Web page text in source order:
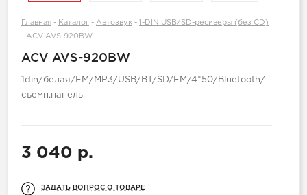
Главная - Каталог - Автозвук -
1-DIN USB/SD-ресиверы (без CD)
- ACV AVS-920BW
ACV AVS-920BW
1din/белая/FM/MP3/USB/BT/SD/FM/4*50/Bluetooth/
съемн.панель
3 040 р.
ЗАДАТЬ ВОПРОС О ТОВАРЕ